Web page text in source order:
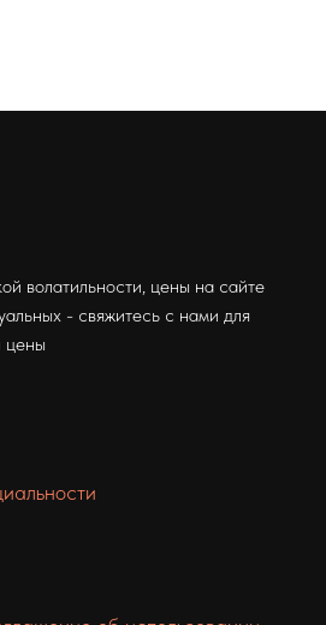
волатильности, цены на сайте
- свяжитесь с нами для
цены